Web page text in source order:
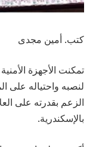
كتب. أمين مجدى
تمكنت الأجهزة
لنصبه واحتياله على
الزعم بقدرته على
بالإسكندرية.